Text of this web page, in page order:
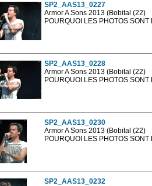
SP2_AAS13_0227
Armor A Sons 2013 (Bobital (22)
POURQUOI LES PHOTOS
SP2_AAS13_0228
Armor A Sons 2013 (Bobital (22)
POURQUOI LES PHOTOS
SP2_AAS13_0230
Armor A Sons 2013 (Bobital (22)
POURQUOI LES PHOTOS
SP2_AAS13_0232